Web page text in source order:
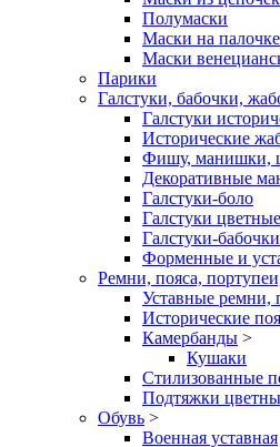
Полумаски
Маски на палочке
Маски
Парики
Галстуки, бабочки,
Галстуки
Исторические
Фишу, манишки,
Декоративные
Галстуки-боло
Галстуки
Галстуки-бабочки
Форменные и
Ремни, пояса,
Уставные ремни,
Исторические
Камербанды >
Кушаки
Стилизованные
Подтяжки
Обувь >
Военная уставная